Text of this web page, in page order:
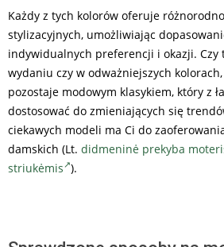
Każdy z tych kolorów oferuje
stylizacyjnych, umożliwiając
indywidualnych preferencji i okazji. Czy
wydaniu czy w odważniejszych
pozostaje modowym klasykiem, który z
dostosować do zmieniających się
ciekawych modeli ma Ci do
damskich (Lt. didmeninė prekyba
striukėmis ).